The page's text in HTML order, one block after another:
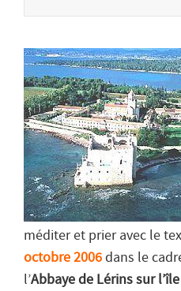
méditer et prier avec le
octobre 2006 dans le
l’Abbaye de Lérins sur